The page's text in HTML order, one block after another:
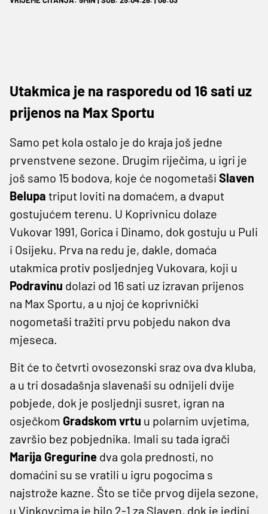
Utakmica je na rasporedu od 16 sati uz
prijenos na Max Sportu
Samo pet kola ostalo je do kraja još jedne
prvenstvene sezone. Drugim riječima, u igri je
još samo 15 bodova, koje će nogometaši Slaven
Belupa triput loviti na domaćem, a dvaput
gostujućem terenu. U Koprivnicu dolaze
Vukovar 1991, Gorica i Dinamo, dok gostuju u Puli
i Osijeku. Prva na redu je, dakle, domaća
utakmica protiv posljednjeg Vukovara, koji u
Podravinu dolazi od 16 sati uz izravan prijenos
na Max Sportu, a u njoj će koprivnički
nogometaši tražiti prvu pobjedu nakon dva
mjeseca.
Bit će to četvrti ovosezonski sraz ova dva kluba,
a u tri dosadašnja slavenaši su odnijeli dvije
pobjede, dok je posljednji susret, igran na
osječkom Gradskom vrtu u polarnim uvjetima,
završio bez pobjednika. Imali su tada igrači
Marija Gregurine dva gola prednosti, no
domaćini su se vratili u igru pogocima s
najstrože kazne. Što se tiče prvog dijela sezone,
u Vinkovcima je bilo 2-1 za Slaven, dok je jedini